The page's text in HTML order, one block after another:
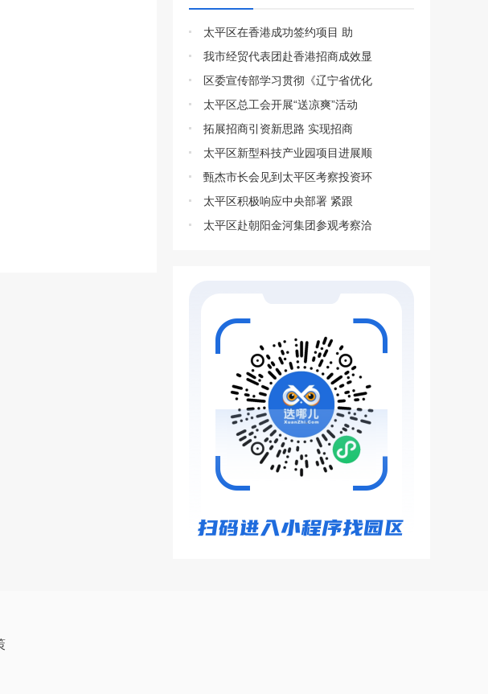
太平区在香港成功签约项目 助
我市经贸代表团赴香港招商成效显
区委宣传部学习贯彻《辽宁省优化
太平区总工会开展“送凉爽”活动
拓展招商引资新思路 实现招商
太平区新型科技产业园项目进展顺
甄杰市长会见到太平区考察投资环
太平区积极响应中央部署 紧跟
太平区赴朝阳金河集团参观考察洽